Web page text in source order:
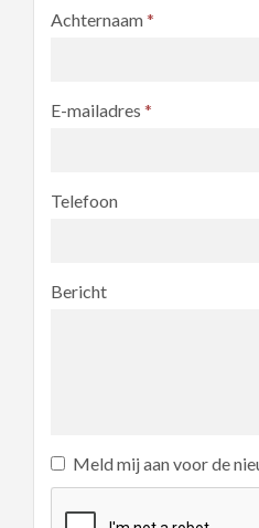
Achternaam*
E-mailadres *
Telefoon
Bericht
Meld mij aan voor de